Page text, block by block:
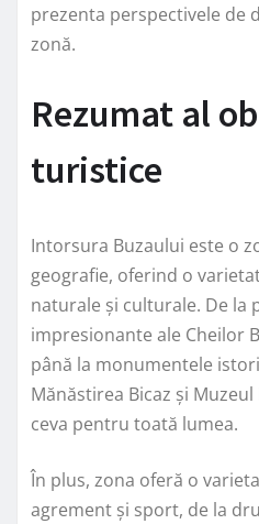
prezenta perspectivele de
zonă.
Rezumat al
turistice
Intorsura Buzaului este o
geografie, oferind o
naturale și culturale. De la
impresionante ale Cheilor
până la monumentele
Mănăstirea Bicaz și
ceva pentru toată lumea.
În plus, zona oferă o
agrement și sport, de la